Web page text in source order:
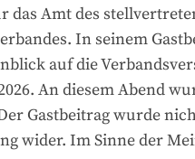
das Amt des
In seinem
auf die
An diesem Abend
Gastbeitrag wurde
wider. Im Sinne der